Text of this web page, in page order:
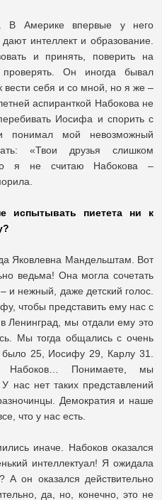
В Америке впервые у него
интеллект и образование.
и принять, поверить на
Он иногда бывал
себя и со мной, но я же –
аспиранткой Набокова не
Иосифа и спорить с
мой невозможный
«Твои друзья слишком
я не считаю Набокова –
испытывать пиетета ни к
Яковлевна Мандельштам. Вот
ведьма! Она могла сочетать
и нежный, даже детский голос.
чтобы представить ему нас с
Ленинград, мы отдали ему это
Мы тогда общались с очень
25, Иосифу 29, Карлу 31.
Понимаете, мы
нас нет таких представлений
Демократия и наше
что у нас есть.
иначе. Набоков оказался
интеллектуал! Я ожидала
А он оказался действительно
да, но, конечно, это не